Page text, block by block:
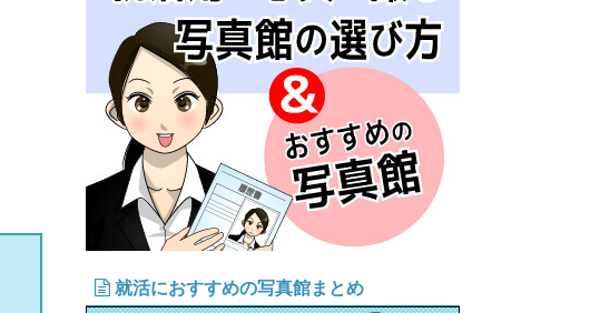
就活におすすめの写真館まとめ